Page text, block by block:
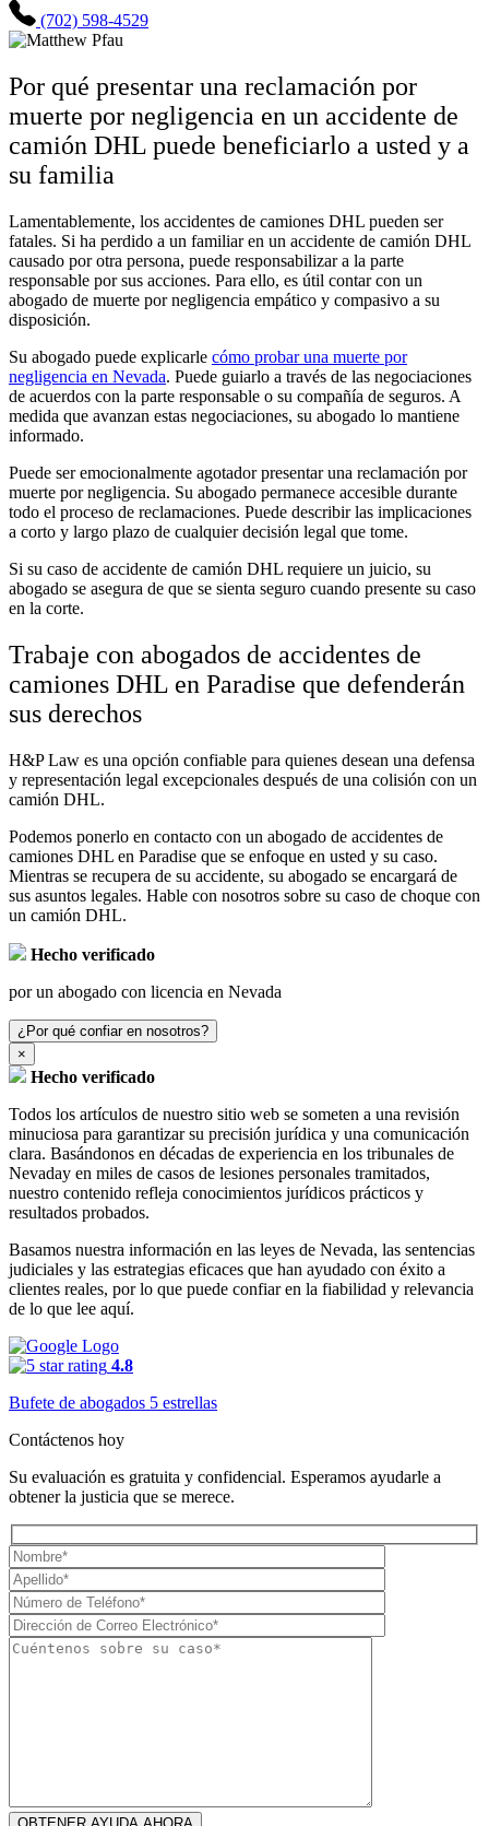
(702) 598-4529
Por qué presentar una reclamación por
muerte por negligencia en un accidente de
camión DHL puede beneficiarlo a usted y a
su familia
Lamentablemente, los accidentes de camiones DHL pueden ser
fatales. Si ha perdido a un familiar en un accidente de camión DHL
causado por otra persona, puede responsabilizar a la parte
responsable por sus acciones. Para ello, es útil contar con un
abogado de muerte por negligencia empático y compasivo a su
disposición.
Su abogado puede explicarle cómo probar una muerte por
negligencia en Nevada. Puede guiarlo a través de las negociaciones
de acuerdos con la parte responsable o su compañía de seguros. A
medida que avanzan estas negociaciones, su abogado lo mantiene
informado.
Puede ser emocionalmente agotador presentar una reclamación por
muerte por negligencia. Su abogado permanece accesible durante
todo el proceso de reclamaciones. Puede describir las implicaciones
a corto y largo plazo de cualquier decisión legal que tome.
Si su caso de accidente de camión DHL requiere un juicio, su
abogado se asegura de que se sienta seguro cuando presente su caso
en la corte.
Trabaje con abogados de accidentes de
camiones DHL en Paradise que defenderán
sus derechos
H&P Law es una opción confiable para quienes desean una defensa
y representación legal excepcionales después de una colisión con un
camión DHL.
Podemos ponerlo en contacto con un abogado de accidentes de
camiones DHL en Paradise que se enfoque en usted y su caso.
Mientras se recupera de su accidente, su abogado se encargará de
sus asuntos legales. Hable con nosotros sobre su caso de choque con
un camión DHL.
Hecho verificado
por un abogado con licencia en Nevada
¿Por qué confiar en nosotros?
×
Hecho verificado
Todos los artículos de nuestro sitio web se someten a una revisión
minuciosa para garantizar su precisión jurídica y una comunicación
clara. Basándonos en décadas de experiencia en los tribunales de
Nevaday en miles de casos de lesiones personales tramitados,
nuestro contenido refleja conocimientos jurídicos prácticos y
resultados probados.
Basamos nuestra información en las leyes de Nevada, las sentencias
judiciales y las estrategias eficaces que han ayudado con éxito a
clientes reales, por lo que puede confiar en la fiabilidad y relevancia
de lo que lee aquí.
4.8
Bufete de abogados 5 estrellas
Contáctenos hoy
Su evaluación es gratuita y confidencial. Esperamos ayudarle a
obtener la justicia que se merece.